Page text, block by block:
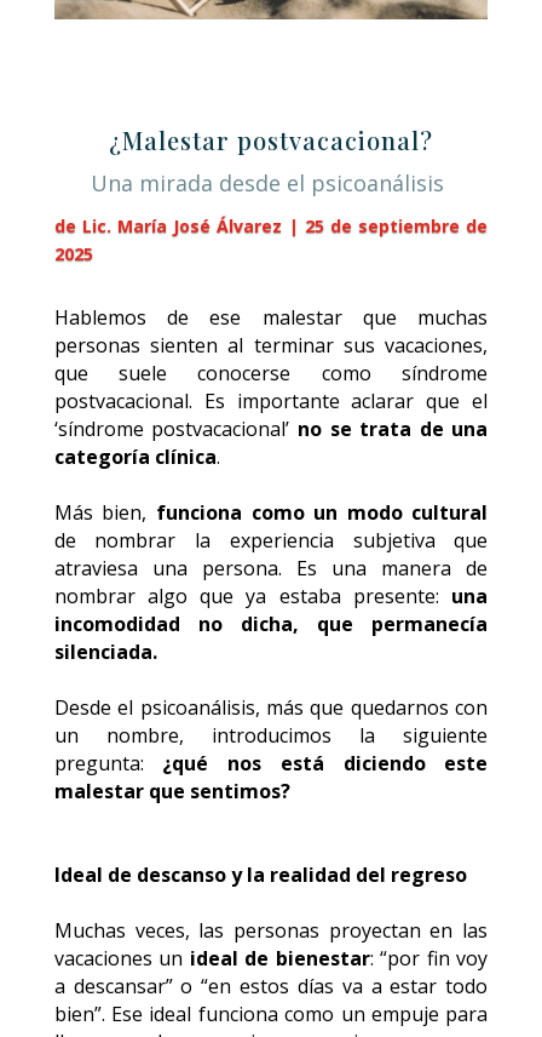
¿Malestar postvacacional?
Una mirada desde el psicoanálisis
de Lic. María José Álvarez | 25 de septiembre de
2025
Hablemos de ese malestar que muchas
personas sienten al terminar sus vacaciones,
que suele conocerse como síndrome
postvacacional. Es importante aclarar que el
‘síndrome postvacacional’ no se trata de una
categoría clínica.
Más bien, funciona como un modo cultural
de nombrar la experiencia subjetiva que
atraviesa una persona. Es una manera de
nombrar algo que ya estaba presente: una
incomodidad no dicha, que permanecía
silenciada.
Desde el psicoanálisis, más que quedarnos con
un nombre, introducimos la siguiente
pregunta: ¿qué nos está diciendo este
malestar que sentimos?
Ideal de descanso y la realidad del regreso
Muchas veces, las personas proyectan en las
vacaciones un ideal de bienestar: “por fin voy
a descansar” o “en estos días va a estar todo
bien”. Ese ideal funciona como un empuje para